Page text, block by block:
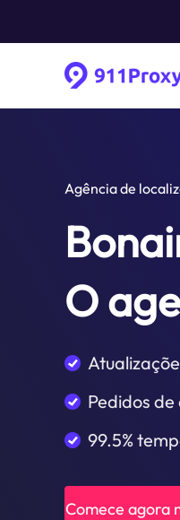
Agência de
O
Pedidos
99.5%
Comece agora